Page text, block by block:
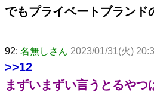
でもプライベートブランド
92: 名無しさん 2023/01/31(火)
>>12
まずいまずい言うとるやつ